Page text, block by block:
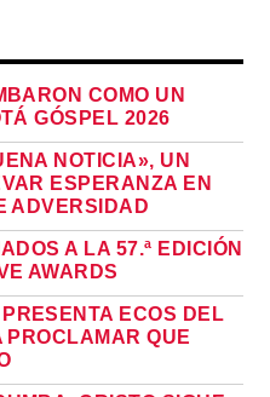
COMO UN
GÓSPEL 2026
NOTICIA», UN
ESPERANZA EN
ADVERSIDAD
A LA 57.ª EDICIÓN
AWARDS
ECOS DEL
PROCLAMAR QUE